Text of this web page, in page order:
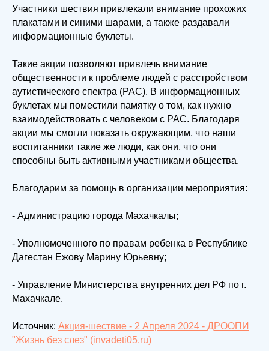
Участники шествия привлекали внимание прохожих
плакатами и синими шарами, а также раздавали
информационные буклеты.
Такие акции позволяют привлечь внимание
общественности к проблеме людей с расстройством
аутистического спектра (РАС). В информационных
буклетах мы поместили памятку о том, как нужно
взаимодействовать с человеком с РАС. Благодаря
акции мы смогли показать окружающим, что наши
воспитанники такие же люди, как они, что они
способны быть активными участниками общества.
Благодарим за помощь в организации мероприятия:
- Администрацию города Махачкалы;
- Уполномоченного по правам ребенка в Республике
Дагестан Ежову Марину Юрьевну;
- Управление Министерства внутренних дел РФ по г.
Махачкале.
Источник: Акция-шествие - 2 Апреля 2024 - ДРООПИ
"Жизнь без слез" (invadeti05.ru)